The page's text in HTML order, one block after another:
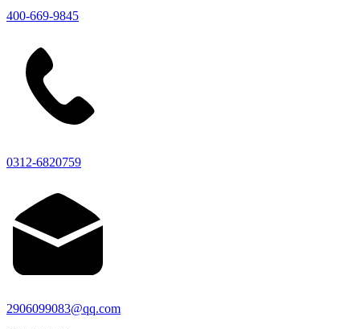
400-669-9845
0312-6820759
2906099083@qq.com